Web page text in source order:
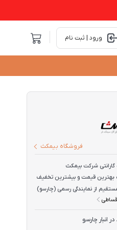
ورود | ثبت نام
فروشگاه بیمکث
بهترین قیمت و بیشترین تخفیف
از نمایندگی رسمی (چارسو)
انبار چارسو